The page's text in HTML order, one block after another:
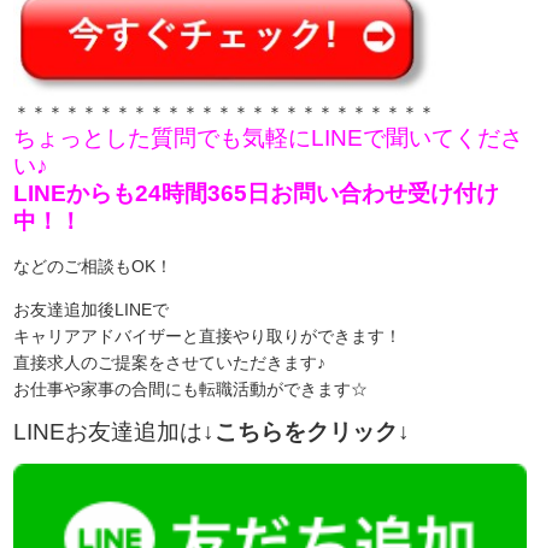
＊＊＊＊＊＊＊＊＊＊＊＊＊＊＊＊＊＊＊＊＊＊＊＊＊
ちょっとした質問でも気軽にLINEで聞いてくださ
い♪
LINEからも24時間365日お問い合わせ受け付け
中！！
などのご相談もOK！
お友達追加後LINEで
キャリアアドバイザーと直接やり取りができます！
直接求人のご提案をさせていただきます♪
お仕事や家事の合間にも転職活動ができます☆
LINEお友達追加は↓こちらをクリック↓